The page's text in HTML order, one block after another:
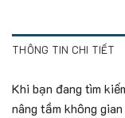
THÔNG TIN CHI TIẾT
Khi bạn đang tìm
nâng tầm không